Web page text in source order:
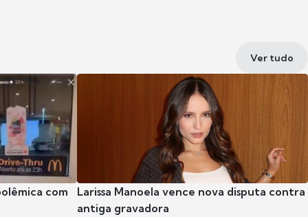
Ver tudo
com
Larissa Manoela vence nova disputa contra
antiga gravadora